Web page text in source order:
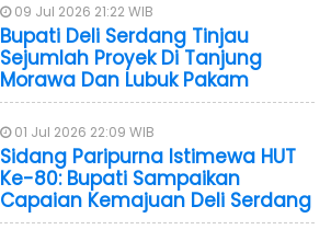
09 Jul 2026 21:22 WIB
Bupati Deli Serdang Tinjau
Sejumlah Proyek Di Tanjung
Morawa Dan Lubuk Pakam
01 Jul 2026 22:09 WIB
Sidang Paripurna Istimewa HUT
Ke-80: Bupati Sampaikan
Capaian Kemajuan Deli Serdang